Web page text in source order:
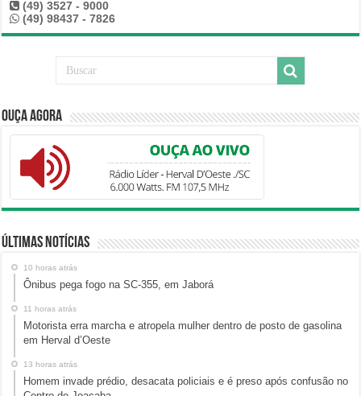
(49) 3527 - 9000
(49) 98437 - 7826
Ouça Agora
Últimas Notícias
10 horas atrás
Ônibus pega fogo na SC-355, em Jaborá
11 horas atrás
Motorista erra marcha e atropela mulher dentro de posto de gasolina
em Herval d’Oeste
13 horas atrás
Homem invade prédio, desacata policiais e é preso após confusão no